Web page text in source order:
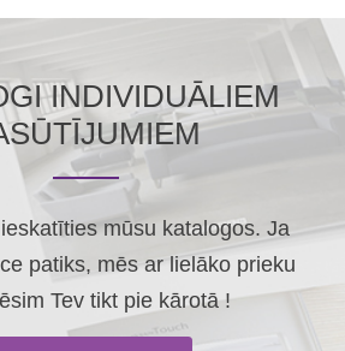
INDIVIDUĀLIEM
mūsu katalogos. Ja
patiks, mēs ar lielāko prieku
Tev tikt pie kārotā !